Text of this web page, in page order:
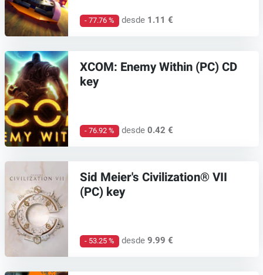
- 77.76 % desde 1.11 €
XCOM: Enemy Within (PC) CD
key
- 76.92 % desde0.42 €
Sid Meier's Civilization® VII
(PC) key
- 53.25 % desde9.99 €